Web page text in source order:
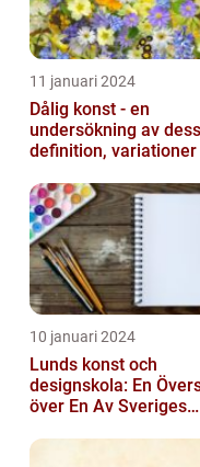
11 januari 2024
Dålig konst - en
undersökning av dess
definition, variationer
10 januari 2024
Lunds konst och
designskola: En
över En Av Sveriges
Utbildningsanstalter